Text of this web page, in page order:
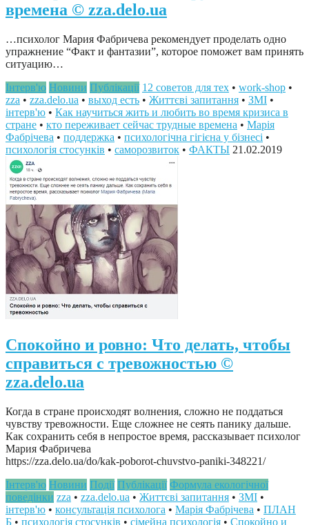
времена © zza.delo.ua
…психолог Мария Фабричева рекомендует проделать одно
упражнение “Факт и фантазии”, которое поможет вам принять
ситуацию…
Інтерв'ю Новини Публікації 12 советов для тех • work-shop •
zza • zza.delo.ua • выход есть • Життєві запитання • ЗМІ •
інтерв'ю • Как научиться жить и любить во время кризиса в
стране • кто переживает сейчас трудные времена • Марія
Фабрічева • поддержка • психологічна гігієна у бізнесі •
психологія стосунків • саморозвиток • ФАКТЫ 21.02.2019
Спокойно и ровно: Что делать, чтобы
справиться с тревожностью ©
zza.delo.ua
Когда в стране происходят волнения, сложно не поддаться
чувству тревожности. Еще сложнее не сеять панику дальше.
Как сохранить себя в непростое время, рассказывает психолог
Мария Фабричева
https://zza.delo.ua/do/kak-poborot-chuvstvo-paniki-348221/
Інтерв'ю Новини Події Публікації Формула екологічної
поведінки zza • zza.delo.ua • Життєві запитання • ЗМІ •
інтерв'ю • консультація психолога • Марія Фабрічева • ПЛАН
Б • психологія стосунків • сімейна психологія • Спокойно и